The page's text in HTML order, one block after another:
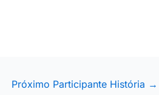
Próximo Participante História →